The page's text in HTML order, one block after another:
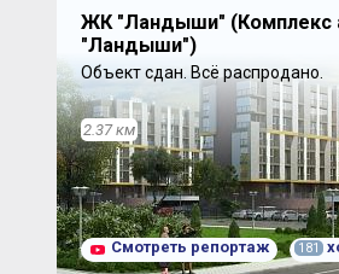
ЖК "Ландыши" (Комплекс
"Ландыши")
Объект сдан. Всё распродано.
2.37 км
Смотреть репортаж 181